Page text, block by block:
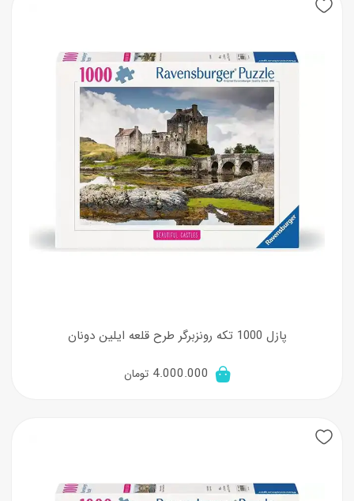
پازل 1000 تکه رونزبرگر طرح قلعه ایلین دونان
4.000.000 تومان